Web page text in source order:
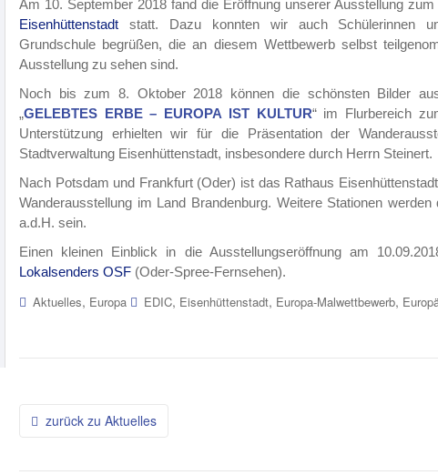
Am 10. September 2018 fand die Eröffnung unserer Ausstellung
Eisenhüttenstadt statt. Dazu konnten wir auch Schülerinnen
Grundschule begrüßen, die an diesem Wettbewerb selbst
Ausstellung zu sehen sind.
Noch bis zum 8. Oktober 2018 können die schönsten Bilder
„GELEBTES ERBE – EUROPA IST KULTUR“ im Flurbereich
Unterstützung erhielten wir für die Präsentation der
Stadtverwaltung Eisenhüttenstadt, insbesondere durch Herrn Steinert.
Nach Potsdam und Frankfurt (Oder) ist das Rathaus
Wanderausstellung im Land Brandenburg. Weitere Stationen
a.d.H. sein.
Einen kleinen Einblick in die Ausstellungseröffnung am
Lokalsenders OSF (Oder-Spree-Fernsehen).
Aktuelles, Europa EDIC, Eisenhüttenstadt, Europa-Malwettbewerb,
Beitragsnavigation
zurück zu Aktuelles